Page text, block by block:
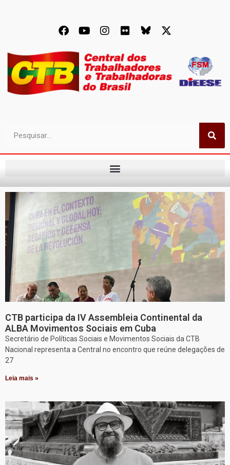
CTB participa da IV Assembleia Continental da
ALBA Movimentos Sociais em Cuba
Secretário de Políticas Sociais e Movimentos Sociais da CTB
Nacional representa a Central no encontro que reúne delegações de
27
Leia mais »